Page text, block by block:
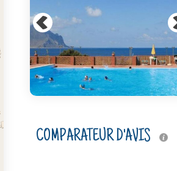
COMPARATEUR D'AVIS